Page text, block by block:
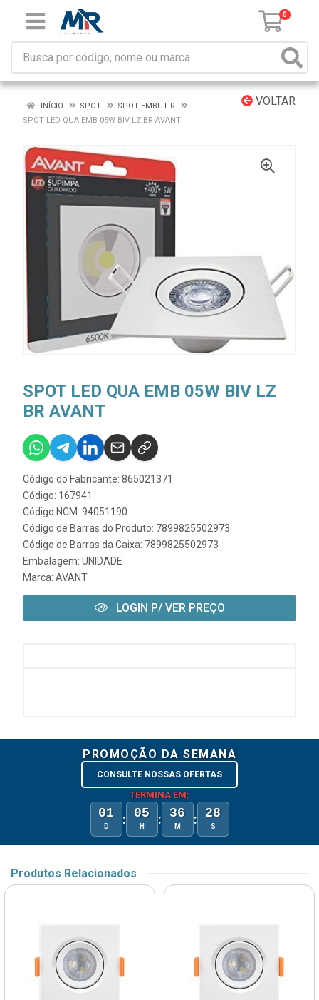
0
VOLTAR
INÍCIO SPOT
SPOT EMBUTIR
SPOT LED QUA EMB 05W BIV LZ BR AVANT
SPOT LED QUA EMB 05W BIV LZ
BR AVANT
Código do Fabricante: 865021371
Código: 167941
Código NCM: 94051190
Código de Barras do Produto: 7899825502973
Código de Barras da Caixa: 7899825502973
Embalagem: UNIDADE
Marca: AVANT
LOGIN P/ VER PREÇO
.
PROMOÇÃO DA SEMANA
CONSULTE NOSSAS OFERTAS
TERMINA EM:
01
D : 05
H : 36
M : 28
S
Produtos Relacionados